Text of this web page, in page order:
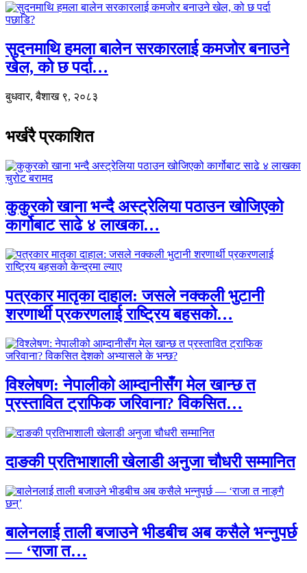
सुदनमाथि हमला बालेन सरकारलाई कमजोर बनाउने
खेल, को छ पर्दा…
बुधवार, बैशाख ९, २०८३
भर्खरै प्रकाशित
कुकुरको खाना भन्दै अस्ट्रेलिया पठाउन खोजिएको
कार्गोबाट साढे ४ लाखका…
पत्रकार मातृका दाहाल: जसले नक्कली भुटानी
शरणार्थी प्रकरणलाई राष्ट्रिय बहसको…
विश्लेषण: नेपालीको आम्दानीसँग मेल खान्छ त
प्रस्तावित ट्राफिक जरिवाना? विकसित…
दाङकी प्रतिभाशाली खेलाडी अनुजा चौधरी सम्मानित
बालेनलाई ताली बजाउने भीडबीच अब कसैले भन्नुपर्छ
— ‘राजा त…